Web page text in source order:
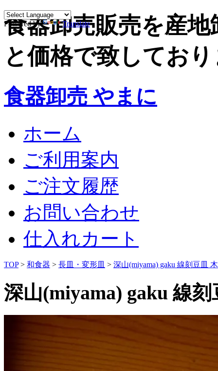
Powered by Translate
食器卸売販売を産
と価格で致してお
食器卸売 やまに
ホーム
ご利用案内
ご注文履歴
お問い合わせ
仕入れカート
TOP> 和食器 > 長皿・変形皿 > 深山(miyama) gaku 線刻豆皿
深山(miyama) gaku 線